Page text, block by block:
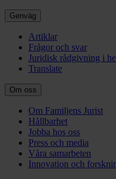
Genväg
Artiklar
Frågor och svar
Juridisk rådgivning i
Translate
Om oss
Om Familjens Jurist
Hållbarhet
Jobba hos oss
Press och media
Våra samarbeten
Innovation och